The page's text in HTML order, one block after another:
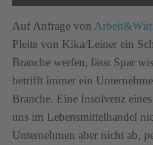
Auf Anfrage von
Pleite von Kika/Leiner ein
Branche werfen, lässt Spar
betrifft immer ein
Branche. Eine Insolvenz
uns im Lebensmittelhandel
Unternehmen aber nicht ab,